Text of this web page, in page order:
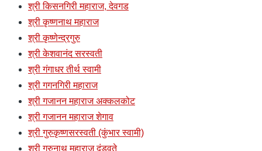
श्री किसनगिरी महाराज, देवगड
श्री कृष्णनाथ महाराज
श्री कृष्णेन्द्रगुरु
श्री केशवानंद सरस्वती
श्री गंगाधर तीर्थ स्वामी
श्री गगनगिरी महाराज
श्री गजानन महाराज अक्कलकोट
श्री गजानन महाराज शेगाव
श्री गुरुकृष्णसरस्वती (कुंभार स्वामी)
श्री गुरुनाथ महाराज दंडवते